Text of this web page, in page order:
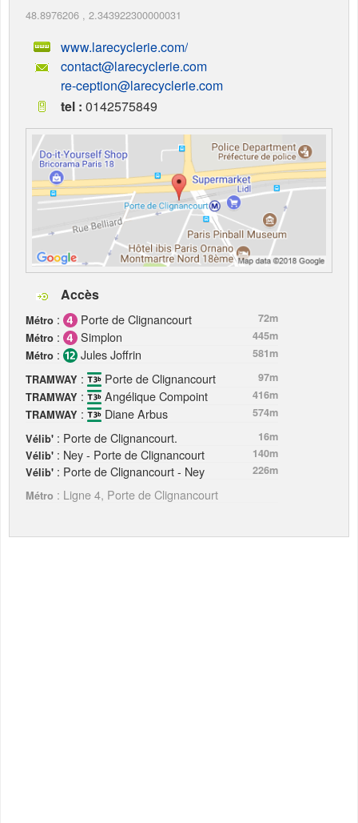
48.8976206 , 2.343922300000031
www.larecyclerie.com/
contact@larecyclerie.com
re-ception@larecyclerie.com
tel : 0142575849
Accès
Métro : Porte de Clignancourt
72m
Métro : Simplon
445m
Métro : Jules Joffrin
581m
TRAMWAY : Porte de Clignancourt
97m
TRAMWAY : Angélique Compoint
416m
TRAMWAY : Diane Arbus
574m
Vélib' : Porte de Clignancourt.
16m
Vélib' : Ney - Porte de Clignancourt
140m
Vélib' : Porte de Clignancourt - Ney
226m
Métro : Ligne 4, Porte de Clignancourt